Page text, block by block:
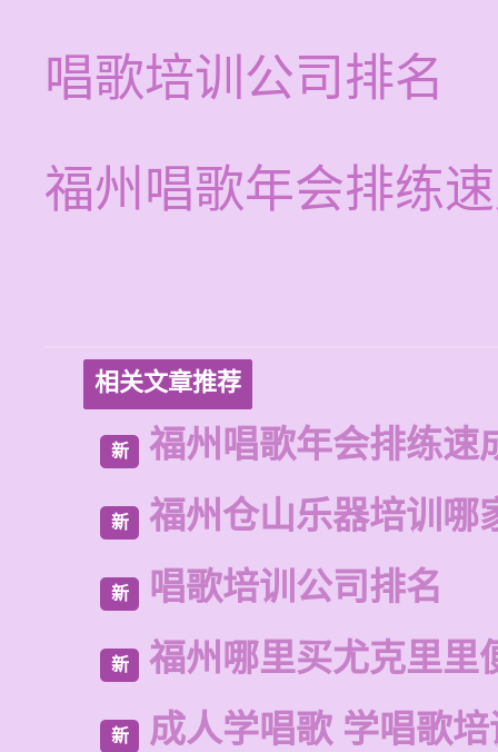
唱歌培训公司排名
福州唱歌年会排练
相关文章推荐
新 福州唱歌年会排练速
新 福州仓山乐器培训哪
新 唱歌培训公司排名
新 福州哪里买尤克里里
新 成人学唱歌 学唱歌培